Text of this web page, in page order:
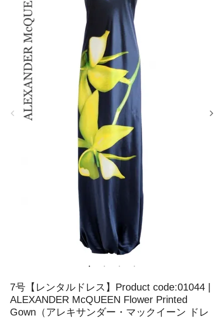
7号【レンタルドレス】Product code:01044 |
ALEXANDER McQUEEN Flower Printed
Gown（アレキサンダー・マックイーン ドレ